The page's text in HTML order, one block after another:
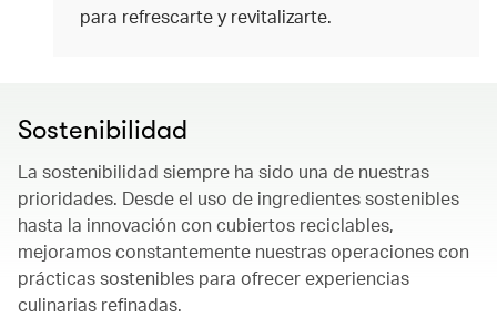
para refrescarte y revitalizarte.
Sostenibilidad
La sostenibilidad siempre ha sido una de nuestras
prioridades. Desde el uso de ingredientes sostenibles
hasta la innovación con cubiertos reciclables,
mejoramos constantemente nuestras operaciones con
prácticas sostenibles para ofrecer experiencias
culinarias refinadas.